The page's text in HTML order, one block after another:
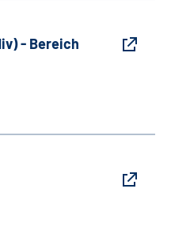
- Bereich